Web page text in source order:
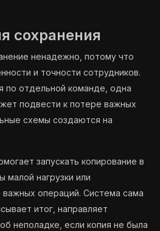
сохранения
ненадежно, потому что
и точности сотрудников.
по отдельной команде, одна
подвести к потере важных
схемы создаются на
запускать копирование в
малой нагрузки или
операций. Система сама
итог, направляет
неполадке, если копия не была